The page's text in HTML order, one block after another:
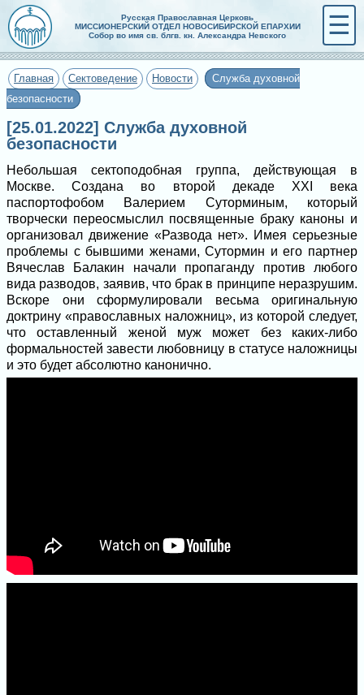
Русская Православная Церковь
МИССИОНЕРСКИЙ ОТДЕЛ НОВОСИБИРСКОЙ ЕПАРХИИ
Собор во имя св. блгв. кн. Александра Невского
☰
Главная Сектоведение Новости
Служба духовной
безопасности
[25.01.2022] Служба духовной
безопасности
Небольшая сектоподобная группа, действующая в
Москве. Создана во второй декаде XXI века
паспортофобом Валерием Суторминым, который
творчески переосмыслил посвященные браку каноны и
организовал движение «Развода нет». Имея серьезные
проблемы с бывшими женами, Сутормин и его партнер
Вячеслав Балакин начали пропаганду против любого
вида разводов, заявив, что брак в принципе неразрушим.
Вскоре они сформулировали весьма оригинальную
доктрину «православных наложниц», из которой следует,
что оставленный женой муж может без каких-либо
формальностей завести любовницу в статусе наложницы
и это будет абсолютно канонично.